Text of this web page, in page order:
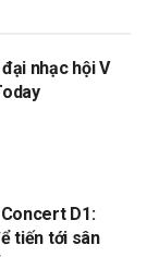
nhạc hội V
Concert D1:
tiến tới sân